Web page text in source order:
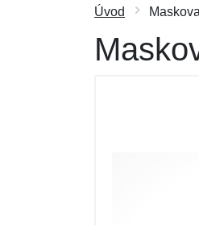
Pánske
Doplnky
Úvod